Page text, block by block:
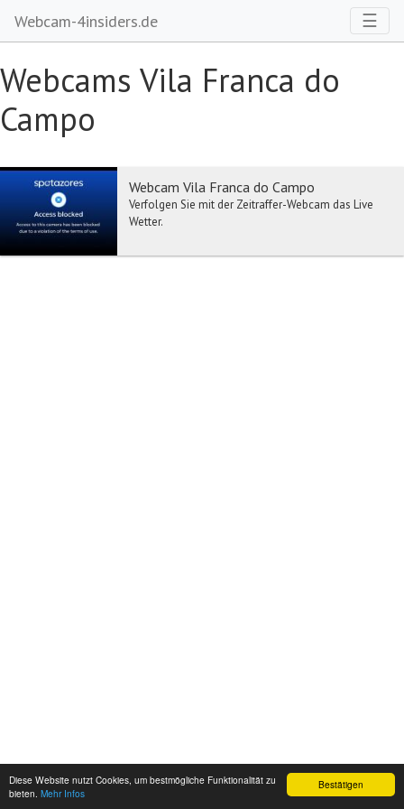
Bestätigen
Diese Website nutzt Cookies, um bestmögliche Funktionalität zu
bieten. Mehr Infos
Webcam-4insiders.de ☰
Webcams Vila Franca do
Campo
Webcam Vila Franca do Campo
Verfolgen Sie mit der Zeitraffer-Webcam das Live
Wetter.